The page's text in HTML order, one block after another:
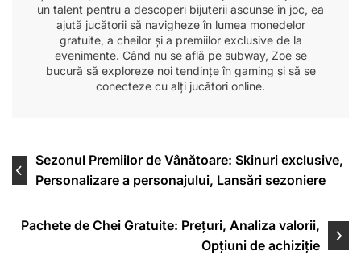
un talent pentru a descoperi bijuterii ascunse în joc, ea
ajută jucătorii să navigheze în lumea monedelor
gratuite, a cheilor și a premiilor exclusive de la
evenimente. Când nu se află pe subway, Zoe se
bucură să exploreze noi tendințe în gaming și să se
conecteze cu alți jucători online.
Post
navigation
Sezonul Premiilor de Vânătoare: Skinuri exclusive,
Personalizare a personajului, Lansări sezoniere
Pachete de Chei Gratuite: Prețuri, Analiza valorii,
Opțiuni de achiziție